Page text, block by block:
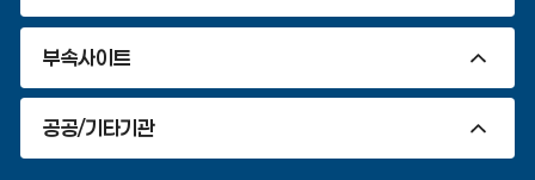
부속사이트
공공/기타기관